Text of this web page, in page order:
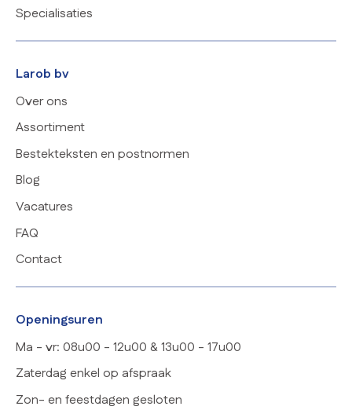
Larob bv
Over ons
Assortiment
Bestekteksten en postnormen
Blog
Vacatures
FAQ
Contact
Specialisaties
Openingsuren
Ma - vr: 08u00 - 12u00 & 13u00 - 17u00
Zaterdag enkel op afspraak
Zon- en feestdagen gesloten